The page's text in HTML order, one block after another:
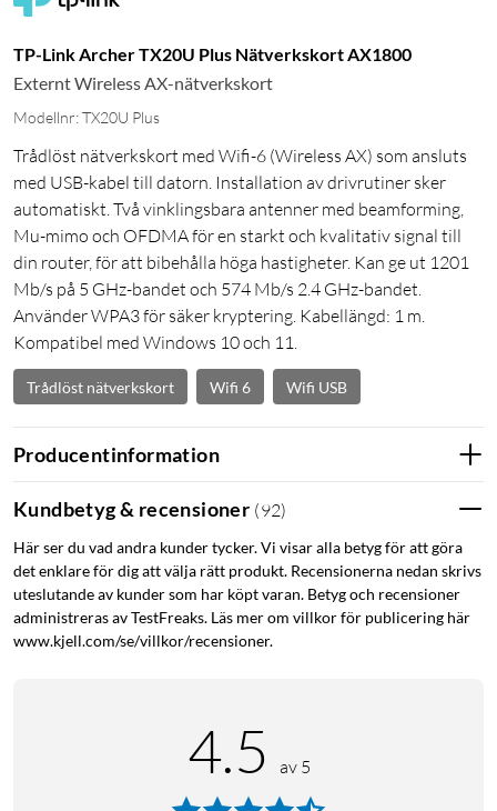
TP-Link Archer TX20U Plus Nätverkskort AX1800
Externt Wireless AX-nätverkskort
Modellnr: TX20U Plus
Trådlöst nätverkskort med Wifi-6 (Wireless AX) som ansluts
med USB-kabel till datorn. Installation av drivrutiner sker
automatiskt. Två vinklingsbara antenner med beamforming,
Mu-mimo och OFDMA för en starkt och kvalitativ signal till
din router, för att bibehålla höga hastigheter. Kan ge ut 1201
Mb/s på 5 GHz-bandet och 574 Mb/s 2.4 GHz-bandet.
Använder WPA3 för säker kryptering. Kabellängd: 1 m.
Kompatibel med Windows 10 och 11.
Trådlöst nätverkskort Wifi 6 Wifi USB
Producentinformation
Kundbetyg & recensioner (92)
Här ser du vad andra kunder tycker. Vi visar alla betyg för att göra
det enklare för dig att välja rätt produkt. Recensionerna nedan skrivs
uteslutande av kunder som har köpt varan. Betyg och recensioner
administreras av TestFreaks. Läs mer om villkor för publicering här
www.kjell.com/se/villkor/recensioner.
4.5 av 5